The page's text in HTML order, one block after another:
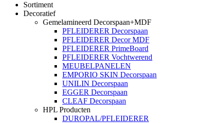
Sortiment
Decoratief
Gemelamineerd Decorspaan+MDF
PFLEIDERER Decorspaan
PFLEIDERER Decor MDF
PFLEIDERER PrimeBoard
PFLEIDERER Vochtwerend
MEUBELPANELEN
EMPORIO SKIN Decorspaan
UNILIN Decorspaan
EGGER Decorspaan
CLEAF Decorspaan
HPL Producten
DUROPAL/PFLEIDERER